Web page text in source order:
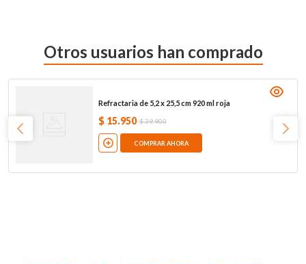
Otros usuarios han comprado
Refractaria de 5,2 x 25,5 cm 920 ml roja
$ 15.950 $39.900
COMPRAR AHORA